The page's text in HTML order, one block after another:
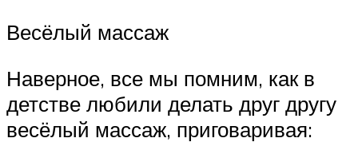
Весёлый массаж
Наверное, все мы помним, как в
детстве любили делать друг другу
весёлый массаж, приговаривая: